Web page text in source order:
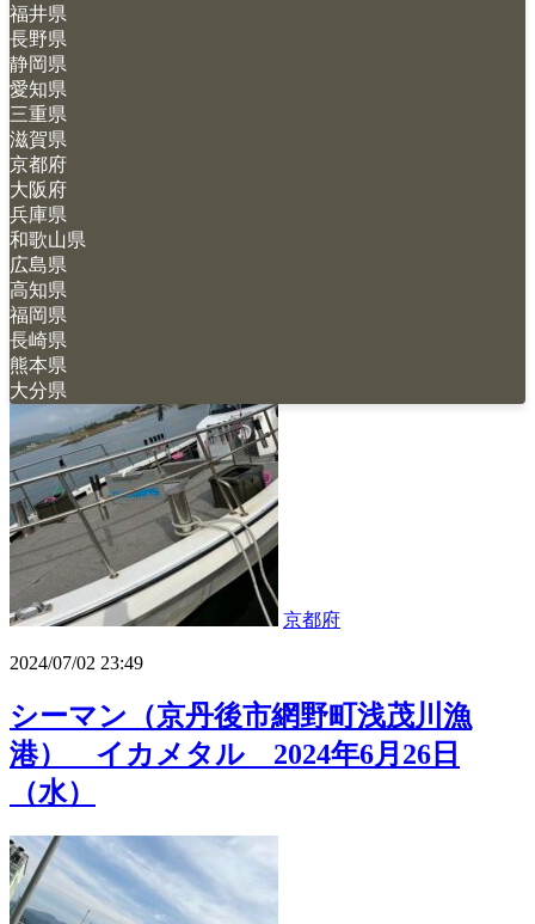
福井県
長野県
静岡県
愛知県
三重県
滋賀県
京都府
大阪府
兵庫県
和歌山県
広島県
高知県
福岡県
長崎県
熊本県
大分県
2024/08/17 09:31
ロックオン 京都府舞鶴市 イカメタ
ル＆オモリグ 2024年8月14日
京都府
2024/07/02 23:49
シーマン（京丹後市網野町浅茂川漁
港） イカメタル 2024年6月26日
（水）